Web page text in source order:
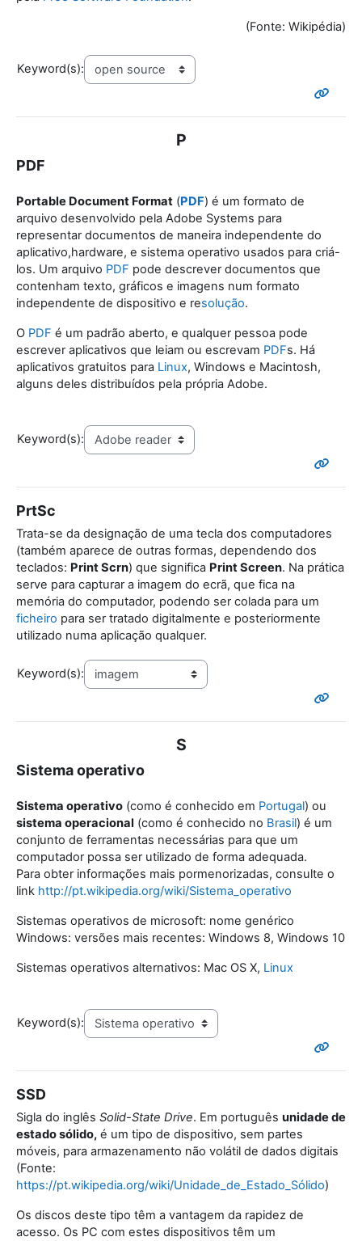
(Fonte: Wikipédia)
Keyword(s):
P
PDF
Portable Document Format (PDF) é um formato de
arquivo desenvolvido pela Adobe Systems para
representar documentos de maneira independente do
aplicativo,hardware, e sistema operativo usados para criá-
los. Um arquivo PDF pode descrever documentos que
contenham texto, gráficos e imagens num formato
independente de dispositivo e resolução.
O PDF é um padrão aberto, e qualquer pessoa pode
escrever aplicativos que leiam ou escrevam PDFs. Há
aplicativos gratuitos para Linux, Windows e Macintosh,
alguns deles distribuídos pela própria Adobe.
Keyword(s):
PrtSc
Trata-se da designação de uma tecla dos computadores
(também aparece de outras formas, dependendo dos
teclados: Print Scrn) que significa Print Screen. Na prática
serve para capturar a imagem do ecrã, que fica na
memória do computador, podendo ser colada para um
ficheiro para ser tratado digitalmente e posteriormente
utilizado numa aplicação qualquer.
Keyword(s):
S
Sistema operativo
Sistema operativo (como é conhecido em Portugal) ou
sistema operacional (como é conhecido no Brasil) é um
conjunto de ferramentas necessárias para que um
computador possa ser utilizado de forma adequada.
Para obter informações mais pormenorizadas, consulte o
link http://pt.wikipedia.org/wiki/Sistema_operativo
Sistemas operativos de microsoft: nome genérico
Windows: versões mais recentes: Windows 8, Windows 10
Sistemas operativos alternativos: Mac OS X, Linux
Keyword(s):
SSD
Sigla do inglês Solid-State Drive. Em português unidade de
estado sólido, é um tipo de dispositivo, sem partes
móveis, para armazenamento não volátil de dados digitais
(Fonte:
https://pt.wikipedia.org/wiki/Unidade_de_Estado_Sólido)
Os discos deste tipo têm a vantagem da rapidez de
acesso. Os PC com estes dispositivos têm um